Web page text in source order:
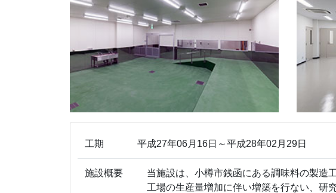
工期 平成27年06月16日～平成28年02月29日
施設概要
当施設は、小樽市銭函にある調味料の製造工
工場の生産量増加に伴い増築を行ない、研